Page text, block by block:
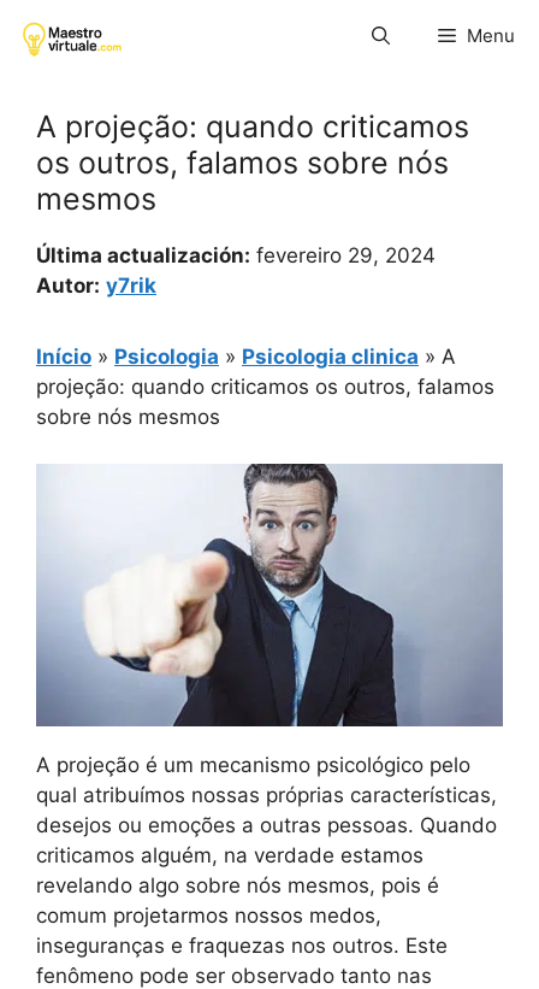
para
Menu
A projeção: quando criticamos
os outros, falamos sobre nós
mesmos
Última actualización: fevereiro 29, 2024
Autor: y7rik
Início » Psicologia » Psicologia clinica » A
projeção: quando criticamos os outros, falamos
sobre nós mesmos
A projeção é um mecanismo psicológico pelo
qual atribuímos nossas próprias características,
desejos ou emoções a outras pessoas. Quando
criticamos alguém, na verdade estamos
revelando algo sobre nós mesmos, pois é
comum projetarmos nossos medos,
inseguranças e fraquezas nos outros. Este
fenômeno pode ser observado tanto nas